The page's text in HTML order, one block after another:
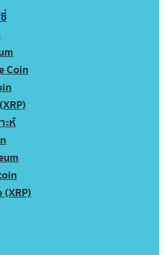
Coin
ะห์
(XRP)